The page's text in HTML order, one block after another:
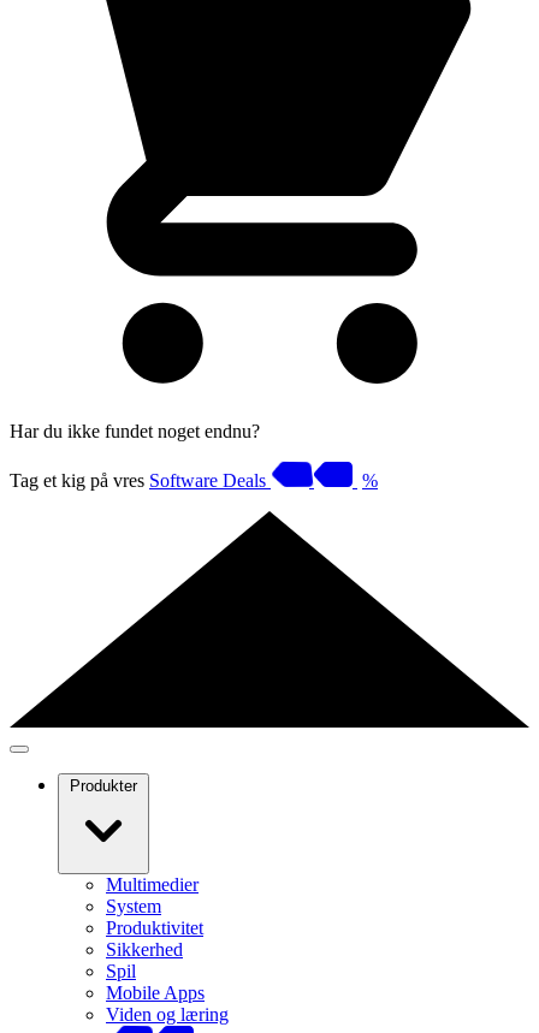
Har du ikke fundet noget endnu?
Tag et kig på vres Software Deals %
Produkter
Multimedier
System
Produktivitet
Sikkerhed
Spil
Mobile Apps
Viden og læring